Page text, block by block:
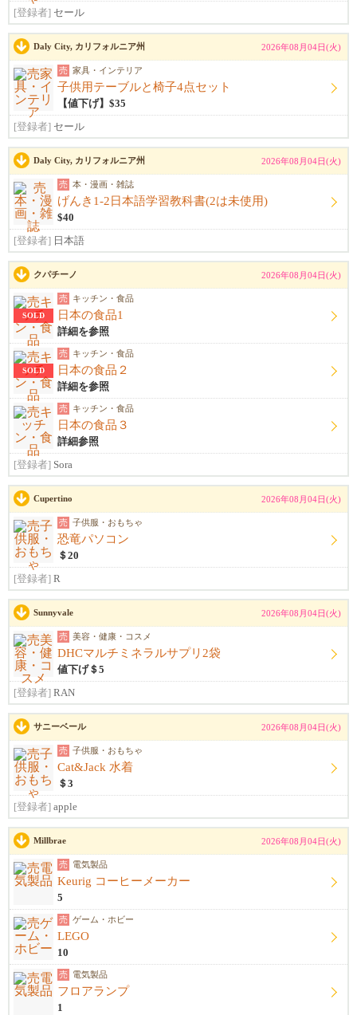
[登録者] セール
Daly City, カリフォルニア州 2026年08月04日(火)
売 家具・インテリア
子供用テーブルと椅子4点セット
【値下げ】$35
[登録者] セール
Daly City, カリフォルニア州 2026年08月04日(火)
売 本・漫画・雑誌
げんき1-2日本語学習教科書(2は未使用)
$40
[登録者] 日本語
クパチーノ 2026年08月04日(火)
SOLD
売 キッチン・食品
日本の食品1
詳細を参照
SOLD
売 キッチン・食品
日本の食品２
詳細を参照
売 キッチン・食品
日本の食品３
詳細参照
[登録者] Sora
Cupertino 2026年08月04日(火)
売 子供服・おもちゃ
恐竜パソコン
＄20
[登録者] R
Sunnyvale 2026年08月04日(火)
売 美容・健康・コスメ
DHCマルチミネラルサプリ2袋
値下げ＄5
[登録者] RAN
サニーベール 2026年08月04日(火)
売 子供服・おもちゃ
Cat&Jack 水着
＄3
[登録者] apple
Millbrae 2026年08月04日(火)
売 電気製品
Keurig コーヒーメーカー
5
売 ゲーム・ホビー
LEGO
10
売 電気製品
フロアランプ
1